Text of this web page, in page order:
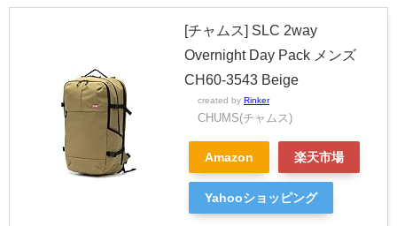
[チャムス] SLC 2way
Overnight Day Pack メンズ
CH60-3543 Beige
created by Rinker
CHUMS(チャムス)
Amazon 楽天市場
Yahooショッピング